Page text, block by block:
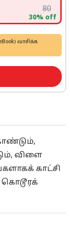
80
30% off
வாசிக்க
விளை
காட்சி